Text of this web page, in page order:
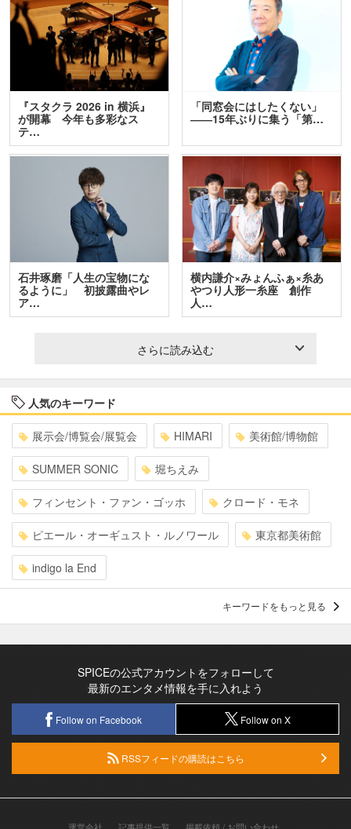
『スタクラ 2026 in 横浜』
が開幕 今年も多彩なス
テ…
「同窓会にはしたくない」
――15年ぶりに集う「第…
石井琢磨「人生の宝物にな
るように」 初披露曲やレ
ア…
横内謙介×みょんふぁ×糸あ
やつり人形一糸座 創作
人…
さらに読み込む
人気のキーワード
展示会/博覧会/展覧会 HIMARI 美術館/博物館
SUMMER SONIC 堀ちえみ
フィンセント・ファン・ゴッホ クロード・モネ
ピエール・オーギュスト・ルノワール 東京都美術館
indigo la End
キーワードをもっと見る
SPICEの公式アカウントをフォローして
最新のエンタメ情報を手に入れよう
Follow on Facebook Follow on X
RSSフィードの購読はこちら
運営会社 記事提供一覧 掲載依頼 / お問い合わせ